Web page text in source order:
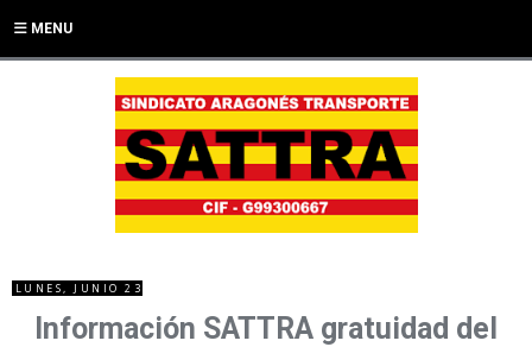
MENU
LUNES, JUNIO 23
Información SATTRA gratuidad del